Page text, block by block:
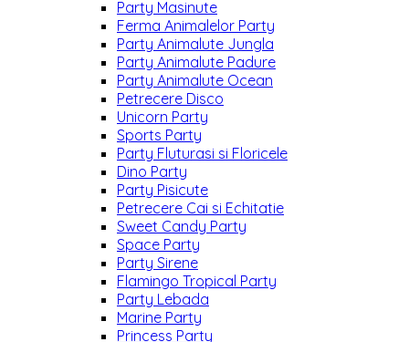
Party Masinute
Ferma Animalelor Party
Party Animalute Jungla
Party Animalute Padure
Party Animalute Ocean
Petrecere Disco
Unicorn Party
Sports Party
Party Fluturasi si Floricele
Dino Party
Party Pisicute
Petrecere Cai si Echitatie
Sweet Candy Party
Space Party
Party Sirene
Flamingo Tropical Party
Party Lebada
Marine Party
Princess Party